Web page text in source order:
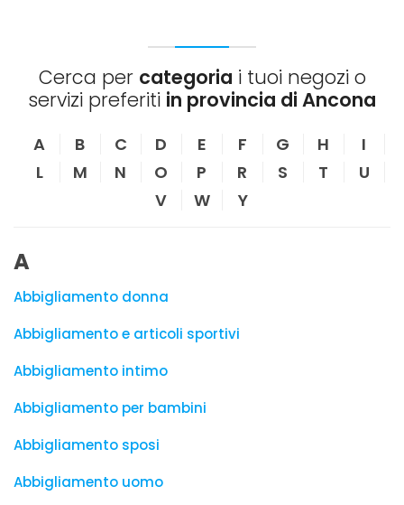
Cerca per categoria i tuoi negozi o
servizi preferiti in provincia di Ancona
A B C D E F G H
I
L
M N O P R S T
U
V
W Y
A
Abbigliamento donna
Abbigliamento e articoli sportivi
Abbigliamento intimo
Abbigliamento per bambini
Abbigliamento sposi
Abbigliamento uomo